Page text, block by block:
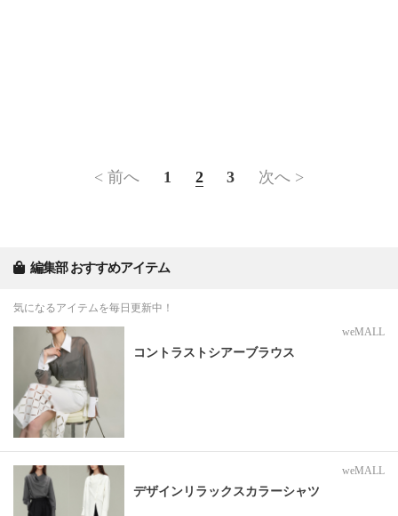
< 前へ 1 2 3 次へ >
編集部 おすすめアイテム
気になるアイテムを毎日更新中！
weMALL
コントラストシアーブラウス
weMALL
デザインリラックスカラーシャツ